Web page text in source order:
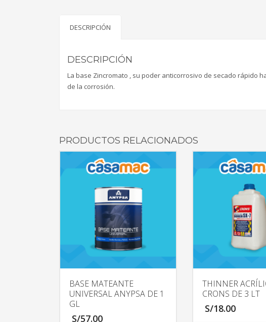
DESCRIPCIÓN
DESCRIPCIÓN
La base Zincromato , su poder anticorrosivo de secado rápido
de la corrosión.
PRODUCTOS RELACIONADOS
BASE MATEANTE
UNIVERSAL ANYPSA DE 1
GL
S/57.00
THINNER
CRONS DE 3 LT
S/18.00